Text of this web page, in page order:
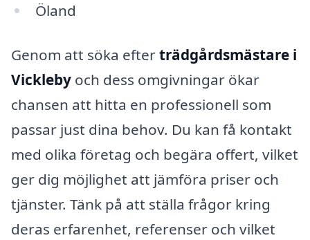
Öland
Genom att söka efterträdgårdsmästare i
Vickleby och dess omgivningar ökar
chansen att hitta en professionell som
passar just dina behov. Du kan få kontakt
med olika företag och begära offert, vilket
ger dig möjlighet att jämföra priser och
tjänster. Tänk på att ställa frågor kring
deras erfarenhet, referenser och vilket